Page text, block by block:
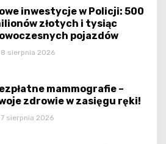
inwestycje w Policji: 500
złotych i tysiąc
pojazdów
sierpnia 2026
mammografie –
zdrowie w zasięgu ręki!
sierpnia 2026